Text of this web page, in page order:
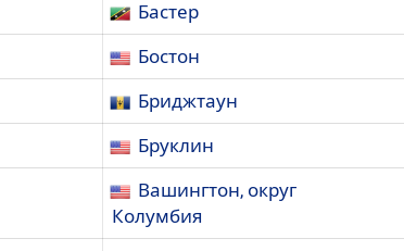
Бастер
Бостон
Бриджтаун
Бруклин
Вашингтон, округ
Колумбия